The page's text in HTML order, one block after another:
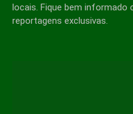
locais. Fique bem informado
reportagens exclusivas.